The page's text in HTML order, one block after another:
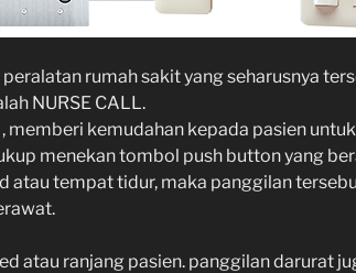
peralatan rumah sakit yang seharusnya
NURSE CALL.
, memberi kemudahan kepada pasien
menekan tombol push button yang
atau tempat tidur, maka panggilan
atau ranjang pasien. panggilan darurat